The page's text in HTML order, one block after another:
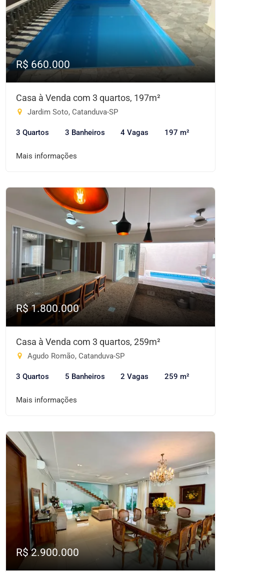
R$ 660.000
Casa à Venda com 3 quartos, 197m²
Jardim Soto, Catanduva-SP
3 Quartos 3 Banheiros 4 Vagas 197 m²
Mais informações
R$ 1.800.000
Casa à Venda com 3 quartos, 259m²
Agudo Romão, Catanduva-SP
3 Quartos 5 Banheiros 2 Vagas 259 m²
Mais informações
R$ 2.900.000